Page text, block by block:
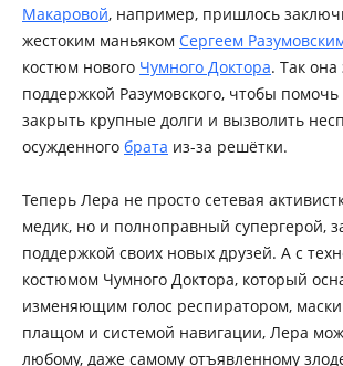
Макаровой, например, пришлось
жестоким маньяком Сергеем
костюм нового Чумного Доктора. Так она
поддержкой Разумовского, чтобы
закрыть крупные долги и вызволить
осужденного брата из-за решётки.
Теперь Лера не просто сетевая
медик, но и полноправный супергерой,
поддержкой своих новых друзей. А с
костюмом Чумного Доктора, который
изменяющим голос респиратором,
плащом и системой навигации, Лера
любому, даже самому отъявленному